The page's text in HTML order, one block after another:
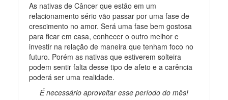
As nativas de Câncer que estão em um
relacionamento sério vão passar por uma fase de
crescimento no amor. Será uma fase bem gostosa
para ficar em casa, conhecer o outro melhor e
investir na relação de maneira que tenham foco no
futuro. Porém as nativas que estiverem solteira
podem sentir falta desse tipo de afeto e a carência
poderá ser uma realidade.
É necessário aproveitar esse período do mês!